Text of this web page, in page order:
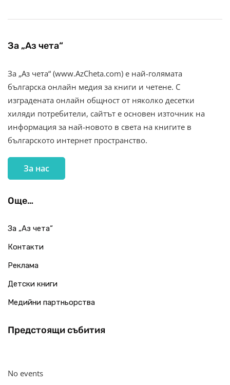
За „Аз чета“
За „Аз чета“ (www.AzCheta.com) е най-голямата
българска онлайн медия за книги и четене. С
изградената онлайн общност от няколко десетки
хиляди потребители, сайтът е основен източник на
информация за най-новото в света на книгите в
българското интернет пространство.
За нас
Още…
За „Аз чета“
Контакти
Реклама
Детски книги
Медийни партньорства
Предстоящи събития
No events